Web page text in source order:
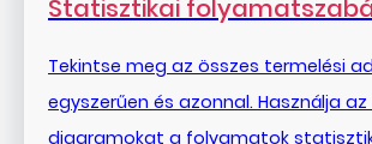
Statisztikai
Tekintse meg az összes termelési
egyszerűen és azonnal. Használja
diagramokat a folyamatok